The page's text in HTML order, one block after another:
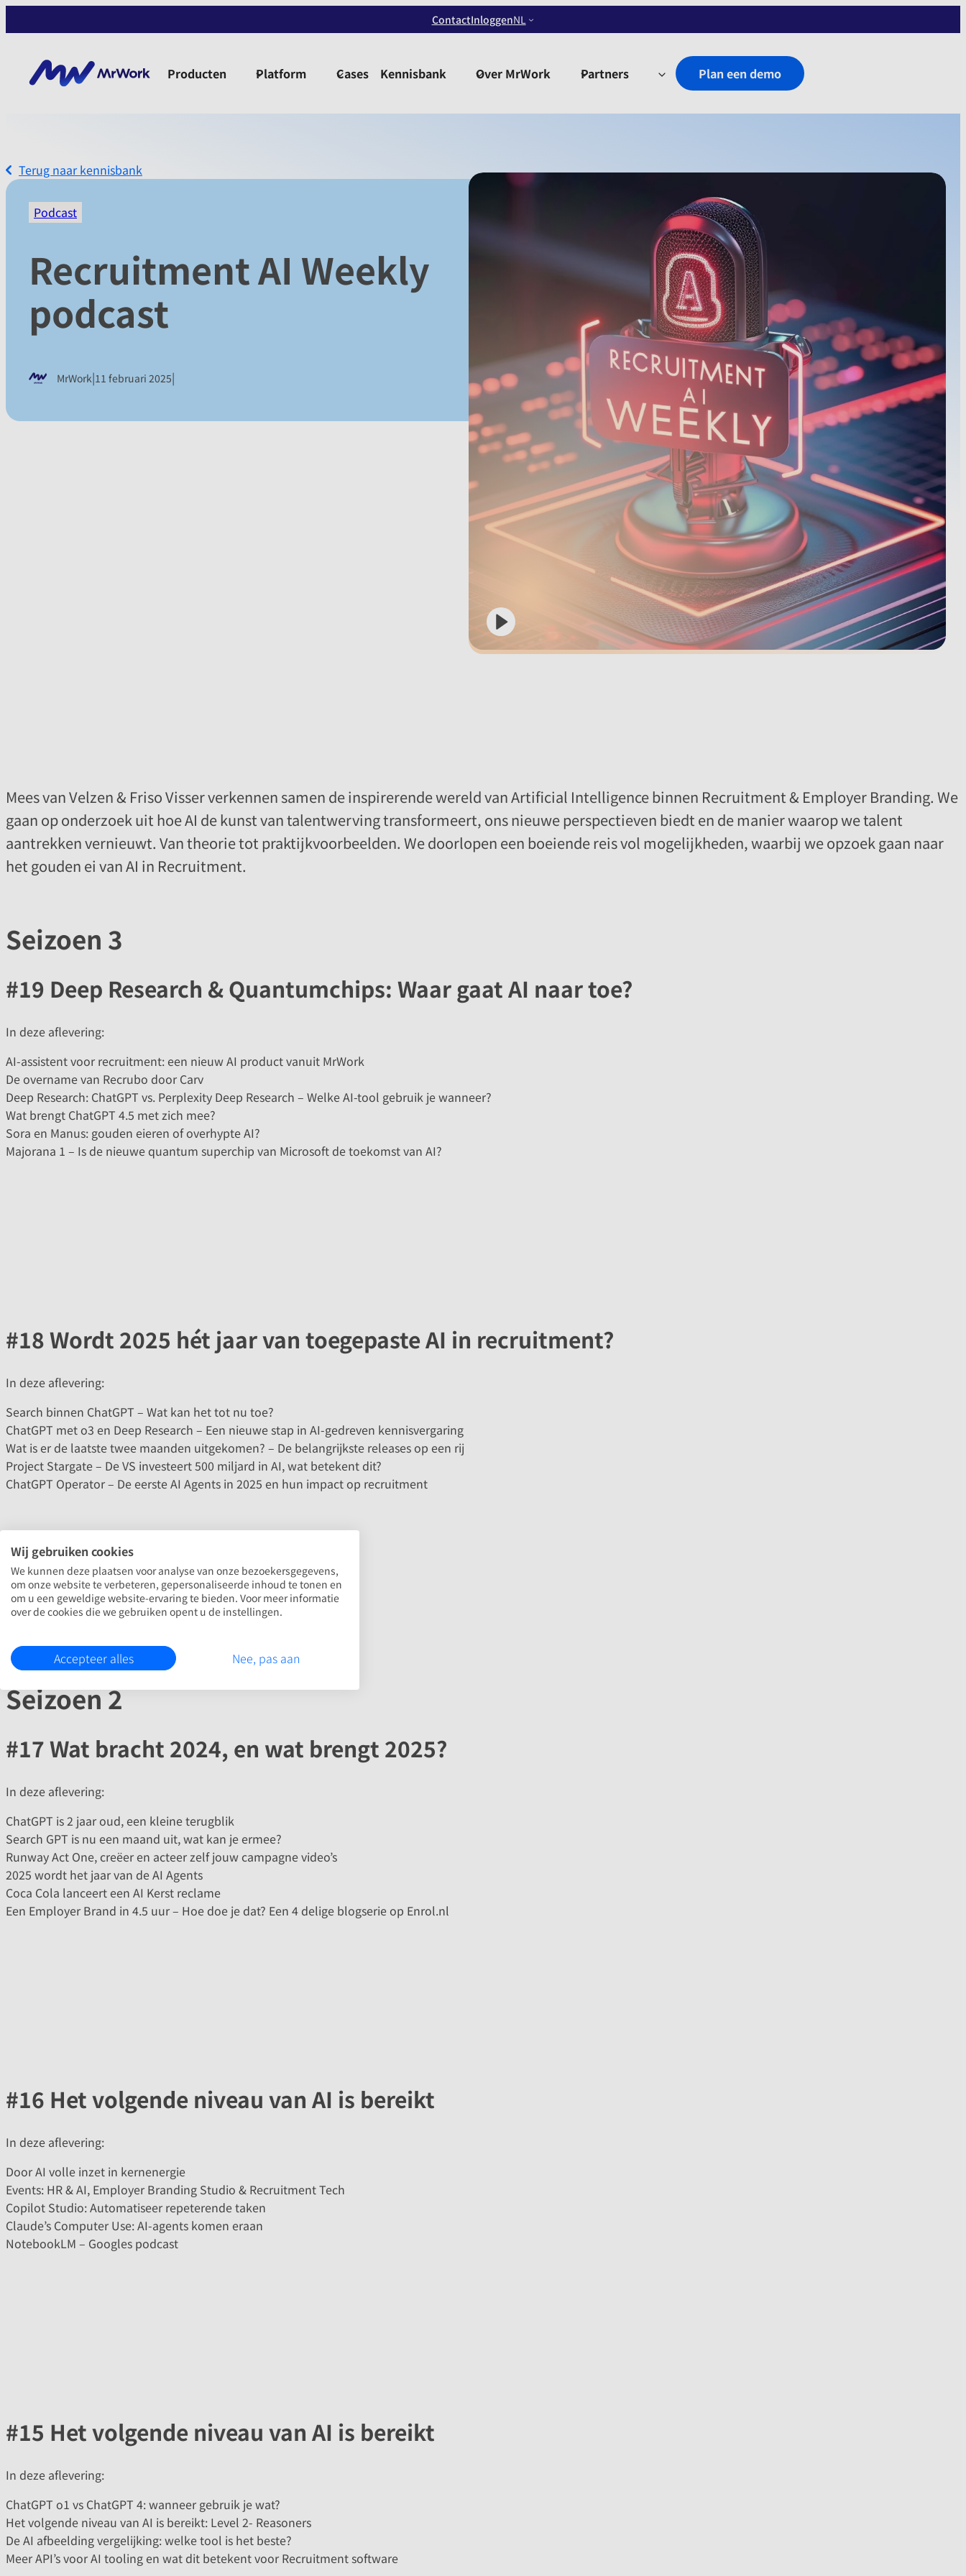
ContactInloggenNL
Producten Platform Cases Kennisbank Over MrWork Partners Plan een demo
Terug naar kennisbank
Podcast
Recruitment AI Weekly
podcast
MrWork|11 februari 2025|
Mees van Velzen & Friso Visser verkennen samen de inspirerende wereld van Artificial Intelligence binnen Recruitment & Employer Branding. We
gaan op onderzoek uit hoe AI de kunst van talentwerving transformeert, ons nieuwe perspectieven biedt en de manier waarop we talent
aantrekken vernieuwt. Van theorie tot praktijkvoorbeelden. We doorlopen een boeiende reis vol mogelijkheden, waarbij we opzoek gaan naar
het gouden ei van AI in Recruitment.
Seizoen 3
#19 Deep Research & Quantumchips: Waar gaat AI naar toe?
In deze aflevering:
AI-assistent voor recruitment: een nieuw AI product vanuit MrWork
De overname van Recrubo door Carv
Deep Research: ChatGPT vs. Perplexity Deep Research – Welke AI-tool gebruik je wanneer?
Wat brengt ChatGPT 4.5 met zich mee?
Sora en Manus: gouden eieren of overhypte AI?
Majorana 1 – Is de nieuwe quantum superchip van Microsoft de toekomst van AI?
#18 Wordt 2025 hét jaar van toegepaste AI in recruitment?
In deze aflevering:
Search binnen ChatGPT – Wat kan het tot nu toe?
ChatGPT met o3 en Deep Research – Een nieuwe stap in AI-gedreven kennisvergaring
Wat is er de laatste twee maanden uitgekomen? – De belangrijkste releases op een rij
Project Stargate – De VS investeert 500 miljard in AI, wat betekent dit?
ChatGPT Operator – De eerste AI Agents in 2025 en hun impact op recruitment
Seizoen 2
#17 Wat bracht 2024, en wat brengt 2025?
In deze aflevering:
ChatGPT is 2 jaar oud, een kleine terugblik
Search GPT is nu een maand uit, wat kan je ermee?
Runway Act One, creëer en acteer zelf jouw campagne video’s
2025 wordt het jaar van de AI Agents
Coca Cola lanceert een AI Kerst reclame
Een Employer Brand in 4.5 uur – Hoe doe je dat? Een 4 delige blogserie op Enrol.nl
#16 Het volgende niveau van AI is bereikt
In deze aflevering:
Door AI volle inzet in kernenergie
Events: HR & AI, Employer Branding Studio & Recruitment Tech
Copilot Studio: Automatiseer repeterende taken
Claude’s Computer Use: AI-agents komen eraan
NotebookLM – Googles podcast
#15 Het volgende niveau van AI is bereikt
In deze aflevering:
ChatGPT o1 vs ChatGPT 4: wanneer gebruik je wat?
Het volgende niveau van AI is bereikt: Level 2- Reasoners
De AI afbeelding vergelijking: welke tool is het beste?
Meer API’s voor AI tooling en wat dit betekent voor Recruitment software
Wij gebruiken cookies
We kunnen deze plaatsen voor analyse van onze bezoekersgegevens,
om onze website te verbeteren, gepersonaliseerde inhoud te tonen en
om u een geweldige website-ervaring te bieden. Voor meer informatie
over de cookies die we gebruiken opent u de instellingen.
Accepteer alles Nee, pas aan